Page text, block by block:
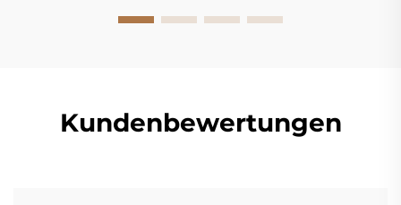
Kundenbewertungen